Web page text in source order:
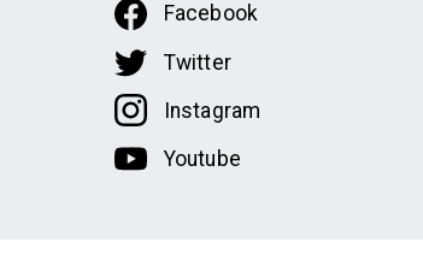
Facebook
Twitter
Instagram
Youtube